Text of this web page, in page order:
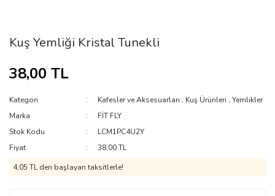
Kuş Yemliği Kristal Tunekli
38,00 TL
Kategori Kafesler ve Aksesuarları , Kuş Ürünleri ,Yemlikler
Marka
FİT FLY
Stok Kodu
LCM1PC4U2Y
Fiyat
38,00 TL
4,05 TL den başlayan taksitlerle!